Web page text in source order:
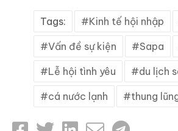
Tags: Kinh tế hội nhập
Vấn đề sự kiện Sapa
Lễ hội tình yêu du lịch
cá nước lạnh thung